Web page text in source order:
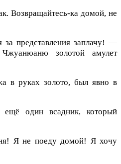
Возвращайтесь-ка домой, не
представления заплачу! —
золотой амулет
в руках золото, был явно в
ещё один всадник, который
Я не поеду домой! Я хочу